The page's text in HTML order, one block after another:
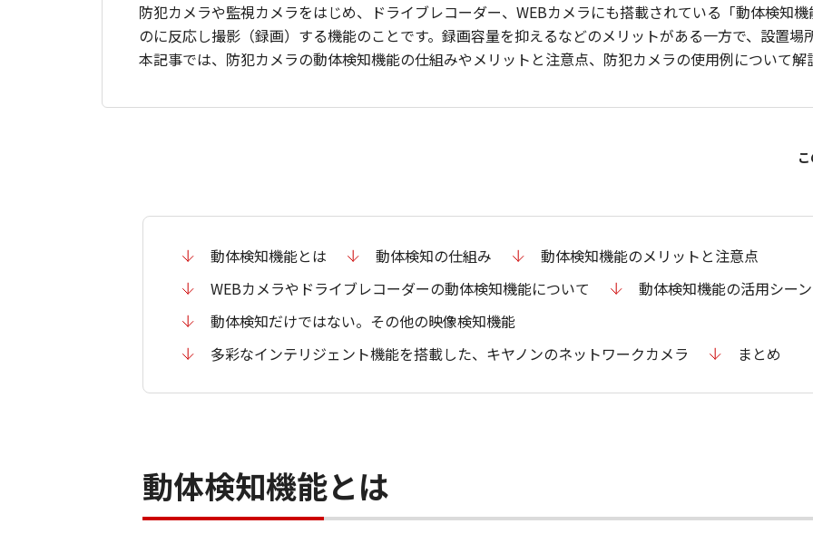
防犯カメラや監視カメラをはじめ、ドライブレコーダー、WEBカメラにも搭載されている「動体検知
のに反応し撮影（録画）する機能のことです。録画容量を抑えるなどのメリットがある一方で、設置場
本記事では、防犯カメラの動体検知機能の仕組みやメリットと注意点、防犯カメラの使用例について解
動体検知機能とは 動体検知の仕組み
動体検知機能のメリットと注意点
WEBカメラやドライブレコーダーの動体検知機能について
動体検知機能の活用シーン
動体検知だけではない。その他の映像検知機能
多彩なインテリジェント機能を搭載した、キヤノンのネットワークカメラ
まとめ
動体検知機能とは